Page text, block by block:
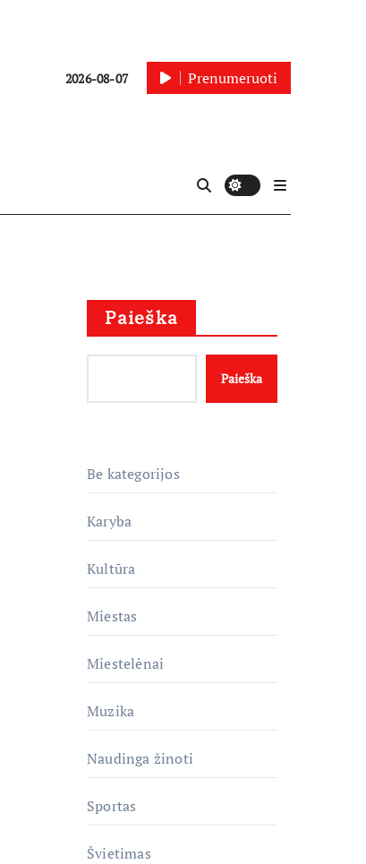
2026-08-07 Prenumeruoti
Paieška
Paieška
Be kategorijos
Karyba
Kultūra
Miestas
Miestelėnai
Muzika
Naudinga žinoti
Sportas
Švietimas